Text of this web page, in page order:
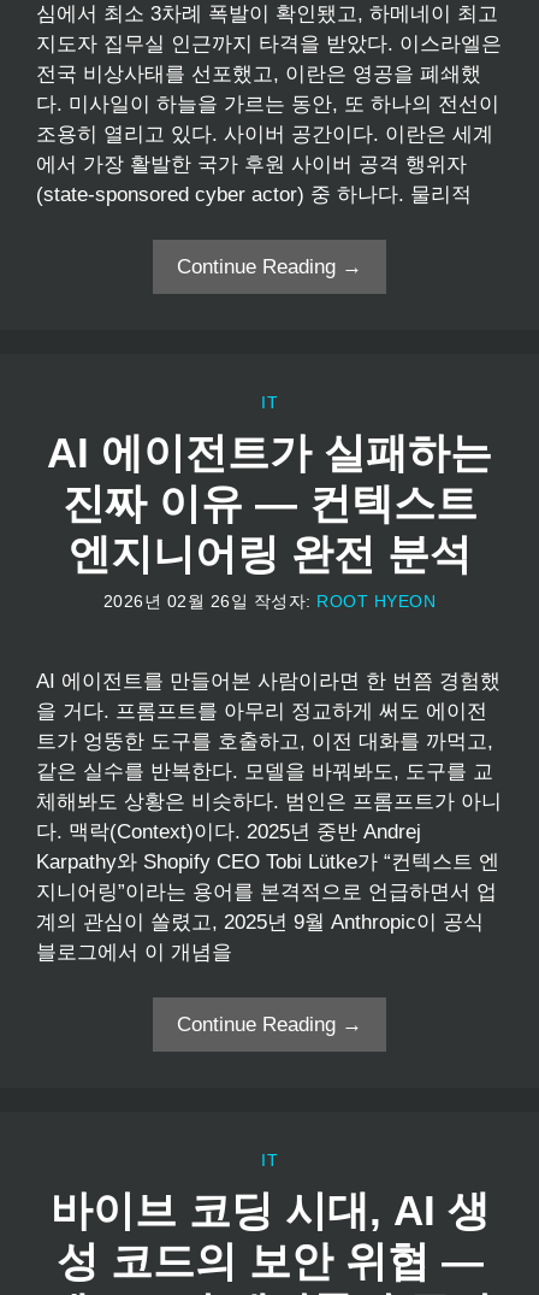
심에서 최소 3차례 폭발이 확인됐고, 하메네이 최고
지도자 집무실 인근까지 타격을 받았다. 이스라엘은
전국 비상사태를 선포했고, 이란은 영공을 폐쇄했
다. 미사일이 하늘을 가르는 동안, 또 하나의 전선이
조용히 열리고 있다. 사이버 공간이다. 이란은 세계
에서 가장 활발한 국가 후원 사이버 공격 행위자
(state-sponsored cyber actor) 중 하나다. 물리적
Continue Reading →
IT
AI 에이전트가 실패하는
진짜 이유 — 컨텍스트
엔지니어링 완전 분석
2026년 02월 26일 작성자: ROOT HYEON
AI 에이전트를 만들어본 사람이라면 한 번쯤 경험했
을 거다. 프롬프트를 아무리 정교하게 써도 에이전
트가 엉뚱한 도구를 호출하고, 이전 대화를 까먹고,
같은 실수를 반복한다. 모델을 바꿔봐도, 도구를 교
체해봐도 상황은 비슷하다. 범인은 프롬프트가 아니
다. 맥락(Context)이다. 2025년 중반 Andrej
Karpathy와 Shopify CEO Tobi Lütke가 “컨텍스트 엔
지니어링”이라는 용어를 본격적으로 언급하면서 업
계의 관심이 쏠렸고, 2025년 9월 Anthropic이 공식
블로그에서 이 개념을
Continue Reading →
IT
바이브 코딩 시대, AI 생
성 코드의 보안 위협 —